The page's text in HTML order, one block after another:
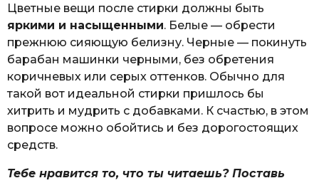
Цветные вещи после стирки должны быть
яркими и насыщенными. Белые — обрести
прежнюю сияющую белизну. Черные — покинуть
барабан машинки черными, без обретения
коричневых или серых оттенков. Обычно для
такой вот идеальной стирки пришлось бы
хитрить и мудрить с добавками. К счастью, в этом
вопросе можно обойтись и без дорогостоящих
средств.
Тебе нравится то, что ты читаешь? Поставь